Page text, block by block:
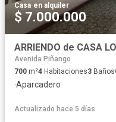
Casa·en alquiler
$ 7.000.000
ARRIENDO de CASA
Avenida Piñango
700 m²4 Habitaciones3 Baños
·Aparcadero
Actualizado hace 5 días